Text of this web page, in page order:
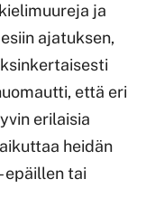
ja
ajatuksen,
että eri
erilaisia
heidän
epäillen tai